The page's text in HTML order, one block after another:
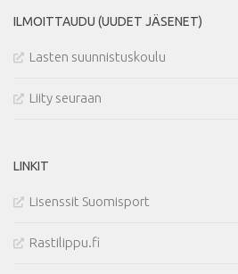
ILMOITTAUDU (UUDET JÄSENET)
Lasten suunnistuskoulu
Liity seuraan
LINKIT
Lisenssit Suomisport
Rastilippu.fi